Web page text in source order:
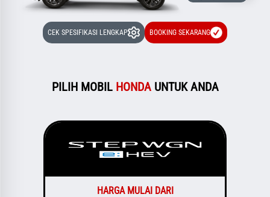
CEK SPESIFIKASI LENGKAP BOOKING SEKARANG
PILIH MOBIL HONDAUNTUK ANDA
HARGA MULAI DARI